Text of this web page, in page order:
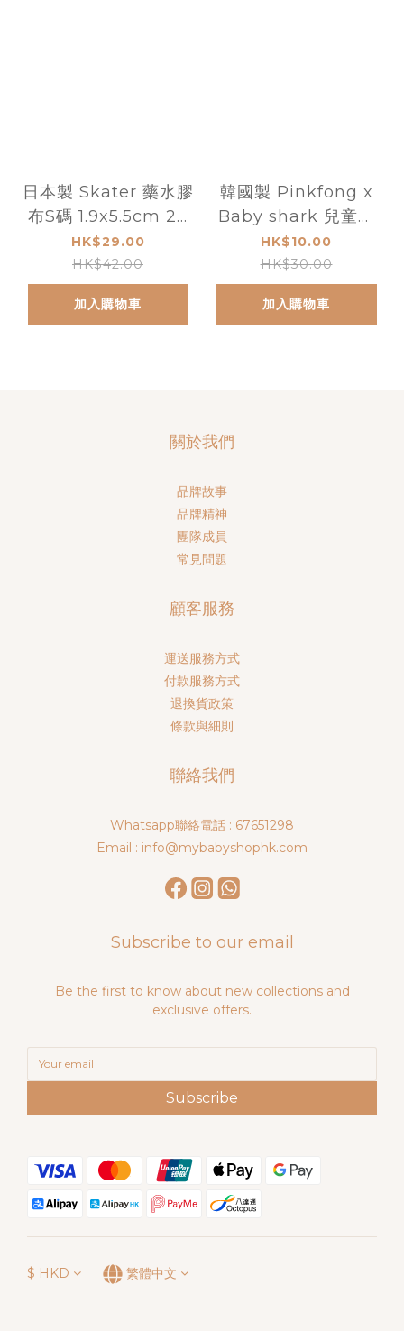
日本製 Skater 藥水膠
布S碼 1.9x5.5cm 20
片
HK$29.00
HK$42.00
加入購物車
韓國製 Pinkfong x
Baby shark 兒童膠
布
HK$10.00
HK$30.00
加入購物車
關於我們
品牌故事
品牌精神
團隊成員
常見問題
顧客服務
運送服務方式
付款服務方式
退換貨政策
條款與細則
聯絡我們
Whatsapp聯絡電話 : 67651298
Email : info@mybabyshophk.com
Subscribe to our email
Be the first to know about new collections and
exclusive offers.
Subscribe
$ HKD 繁體中文